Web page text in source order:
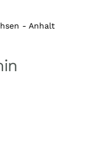
- Anhalt